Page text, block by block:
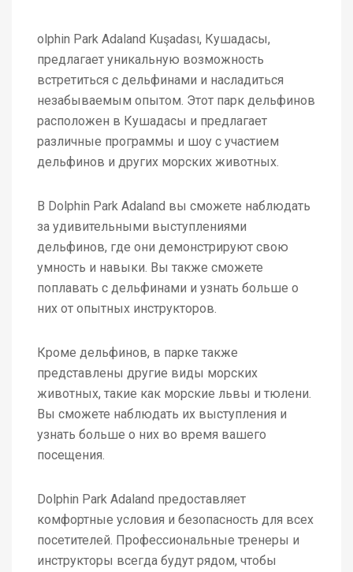
olphin Park Adaland Kuşadası, Кушадасы,
предлагает уникальную возможность
встретиться с дельфинами и насладиться
незабываемым опытом. Этот парк дельфинов
расположен в Кушадасы и предлагает
различные программы и шоу с участием
дельфинов и других морских животных.
В Dolphin Park Adaland вы сможете наблюдать
за удивительными выступлениями
дельфинов, где они демонстрируют свою
умность и навыки. Вы также сможете
поплавать с дельфинами и узнать больше о
них от опытных инструкторов.
Кроме дельфинов, в парке также
представлены другие виды морских
животных, такие как морские львы и тюлени.
Вы сможете наблюдать их выступления и
узнать больше о них во время вашего
посещения.
Dolphin Park Adaland предоставляет
комфортные условия и безопасность для всех
посетителей. Профессиональные тренеры и
инструкторы всегда будут рядом, чтобы